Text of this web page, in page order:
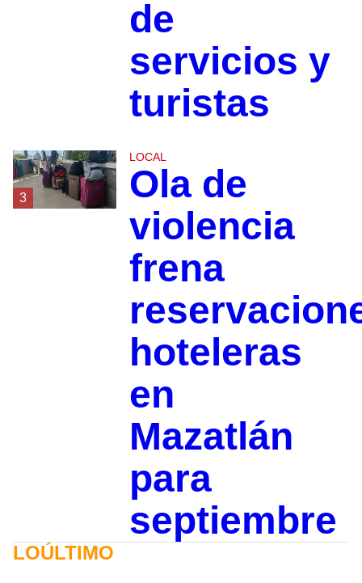
de
servicios y
turistas
3
LOCAL
Ola de
violencia
frena
hoteleras
en
Mazatlán
para
septiembre
LOÚLTIMO